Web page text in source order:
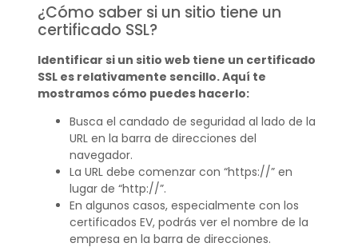
¿Cómo saber si un sitio tiene un
certificado SSL?
Identificar si un sitio web tiene un certificado
SSL es relativamente sencillo. Aquí te
mostramos cómo puedes hacerlo:
Busca el candado de seguridad al lado de la
URL en la barra de direcciones del
navegador.
La URL debe comenzar con “https://” en
lugar de “http://”.
En algunos casos, especialmente con los
certificados EV, podrás ver el nombre de la
empresa en la barra de direcciones.